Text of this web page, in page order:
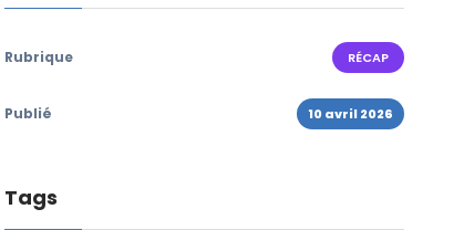
Rubrique RÉCAP
Publié 10 avril 2026
Tags